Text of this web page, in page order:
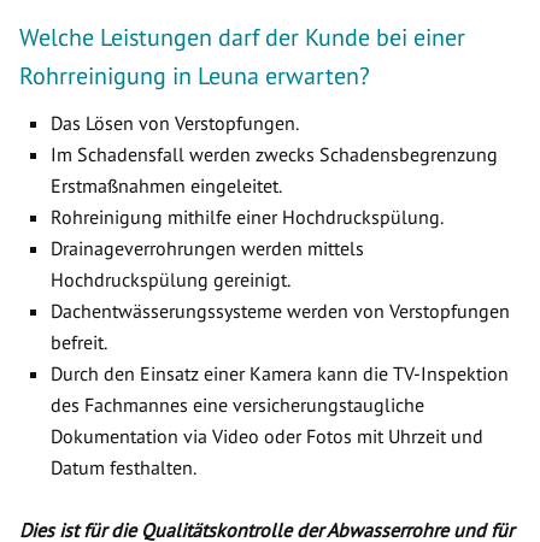
Welche Leistungen darf der Kunde bei einer
Rohrreinigung in Leuna erwarten?
Das Lösen von Verstopfungen.
Im Schadensfall werden zwecks Schadensbegrenzung
Erstmaßnahmen eingeleitet.
Rohreinigung mithilfe einer Hochdruckspülung.
Drainageverrohrungen werden mittels
Hochdruckspülung gereinigt.
Dachentwässerungssysteme werden von Verstopfungen
befreit.
Durch den Einsatz einer Kamera kann die TV-Inspektion
des Fachmannes eine versicherungstaugliche
Dokumentation via Video oder Fotos mit Uhrzeit und
Datum festhalten.
Dies ist für die Qualitätskontrolle der Abwasserrohre und für